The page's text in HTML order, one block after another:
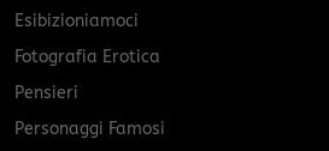
Esibizioniamoci
Fotografia Erotica
Pensieri
Personaggi Famosi